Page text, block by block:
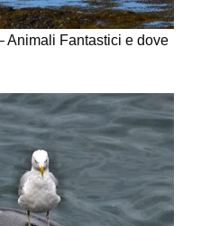
Animali Fantastici e dove